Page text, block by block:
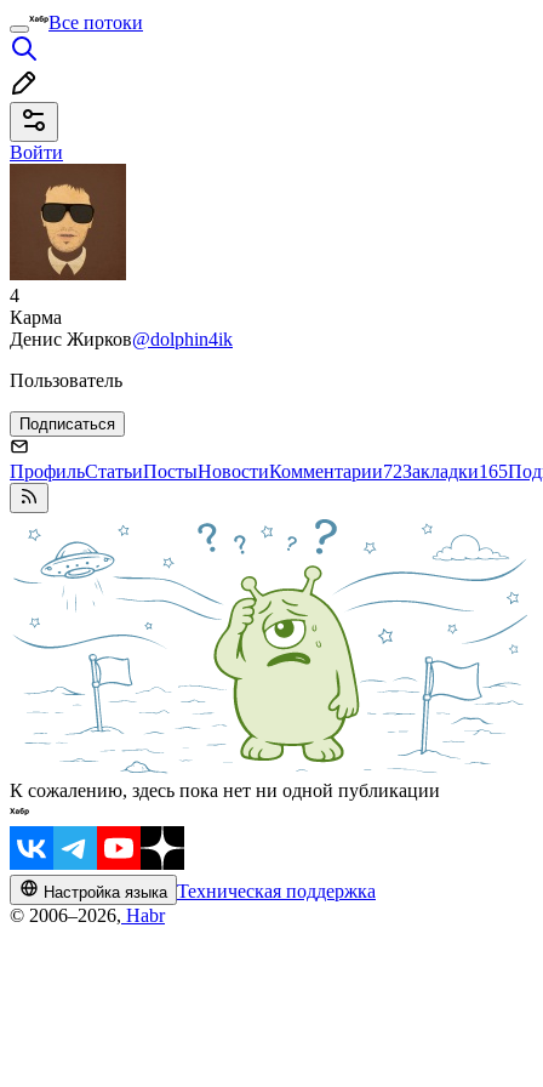
Все потоки
Войти
4
Карма
Денис Жирков@dolphin4ik
Пользователь
Подписаться
ПрофильСтатьиПостыНовостиКомментарии72Закладки165
К сожалению, здесь пока нет ни одной публикации
Настройка языка Техническая поддержка
© 2006–2026, Habr